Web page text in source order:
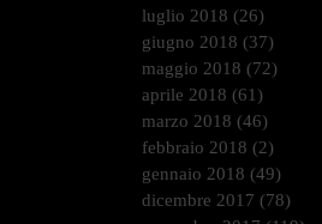
luglio 2018 (26)
giugno 2018 (37)
maggio 2018 (72)
aprile 2018 (61)
marzo 2018 (46)
febbraio 2018 (2)
gennaio 2018 (49)
dicembre 2017 (78)